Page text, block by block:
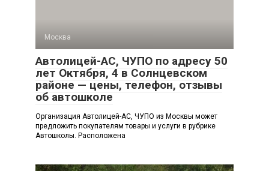
Москва
Автолицей-АС, ЧУПО по адресу 50
лет Октября, 4 в Солнцевском
районе — цены, телефон, отзывы
об автошколе
Организация Автолицей-АС, ЧУПО из Москвы может
предложить покупателям товары и услуги в рубрике
Автошколы. Расположена